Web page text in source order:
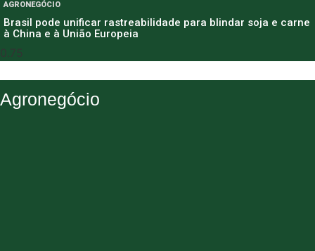
AGRONEGÓCIO
Brasil pode unificar rastreabilidade para blindar soja e carne
à China e à União Europeia
Agronegócio